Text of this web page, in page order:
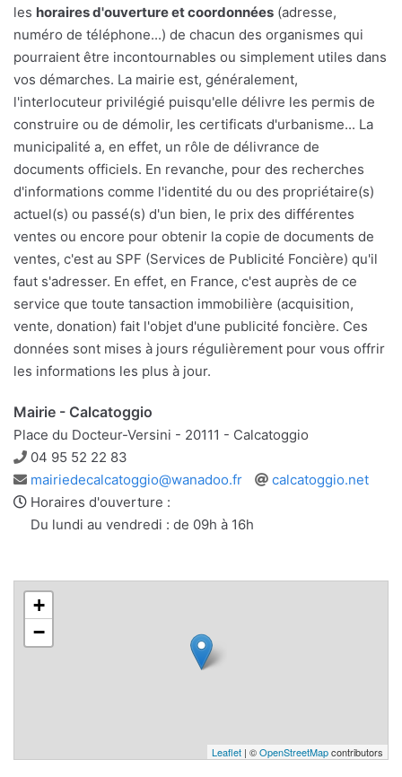
les horaires d'ouverture et coordonnées (adresse,
numéro de téléphone...) de chacun des organismes qui
pourraient être incontournables ou simplement utiles dans
vos démarches. La mairie est, généralement,
l'interlocuteur privilégié puisqu'elle délivre les permis de
construire ou de démolir, les certificats d'urbanisme... La
municipalité a, en effet, un rôle de délivrance de
documents officiels. En revanche, pour des recherches
d'informations comme l'identité du ou des propriétaire(s)
actuel(s) ou passé(s) d'un bien, le prix des différentes
ventes ou encore pour obtenir la copie de documents de
ventes, c'est au SPF (Services de Publicité Foncière) qu'il
faut s'adresser. En effet, en France, c'est auprès de ce
service que toute tansaction immobilière (acquisition,
vente, donation) fait l'objet d'une publicité foncière. Ces
données sont mises à jours régulièrement pour vous offrir
les informations les plus à jour.
Mairie - Calcatoggio
Place du Docteur-Versini - 20111 - Calcatoggio
Téléphone
04 95 52 22 83
Adresse
e-
mail
mairiedecalcatoggio@wanadoo.fr
Site
calcatoggio.net
Horaires d'ouverture :
Du lundi au vendredi : de 09h à 16h
+
−
Leaflet | ©OpenStreetMapcontributors